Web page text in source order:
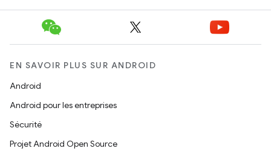
EN SAVOIR PLUS SUR ANDROID
Android
Android pour les entreprises
Sécurité
Projet Android Open Source